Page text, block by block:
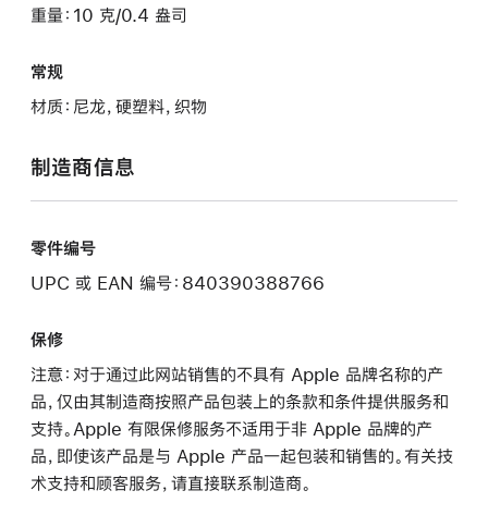
重量：10 克/0.4 盎司
常规
材质：尼龙，硬塑料，织物
制造商信息
零件编号
UPC 或 EAN 编号：840390388766
保修
注意：对于通过此网站销售的不具有 Apple 品牌名称的产
品，仅由其制造商按照产品包装上的条款和条件提供服务和
支持。Apple 有限保修服务不适用于非 Apple 品牌的产
品，即使该产品是与 Apple 产品一起包装和销售的。有关技
术支持和顾客服务，请直接联系制造商。